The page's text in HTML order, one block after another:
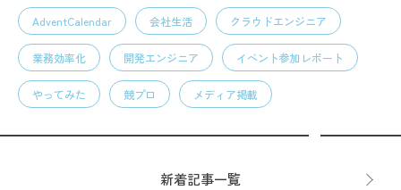
AdventCalendar 会社生活 クラウドエンジニア
業務効率化 開発エンジニア イベント参加レポート
やってみた 競プロ メディア掲載
新着記事一覧